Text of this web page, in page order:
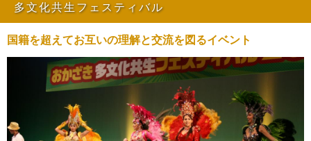
多文化共生フェスティバル
国籍を超えてお互いの理解と交流を図るイベント